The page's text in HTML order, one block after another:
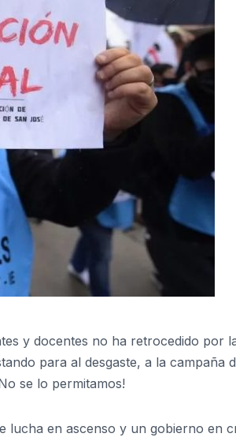
y docentes no ha retrocedido por
para al desgaste, a la campaña
se lo permitamos!
lucha en ascenso y un gobierno en